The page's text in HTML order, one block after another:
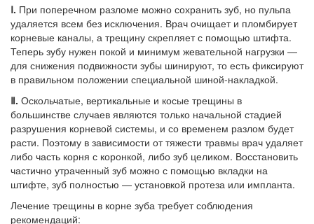
Ⅰ. При поперечном разломе можно сохранить зуб, но пульпа
удаляется всем без исключения. Врач очищает и пломбирует
корневые каналы, а трещину скрепляет с помощью штифта.
Теперь зубу нужен покой и минимум жевательной нагрузки —
для снижения подвижности зубы шинируют, то есть фиксируют
в правильном положении специальной шиной-накладкой.
Ⅱ. Оскольчатые, вертикальные и косые трещины в
большинстве случаев являются только начальной стадией
разрушения корневой системы, и со временем разлом будет
расти. Поэтому в зависимости от тяжести травмы врач удаляет
либо часть корня с коронкой, либо зуб целиком. Восстановить
частично утраченный зуб можно с помощью вкладки на
штифте, зуб полностью — установкой протеза или импланта.
Лечение трещины в корне зуба требует соблюдения
рекомендаций: